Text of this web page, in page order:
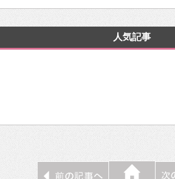
人気記事